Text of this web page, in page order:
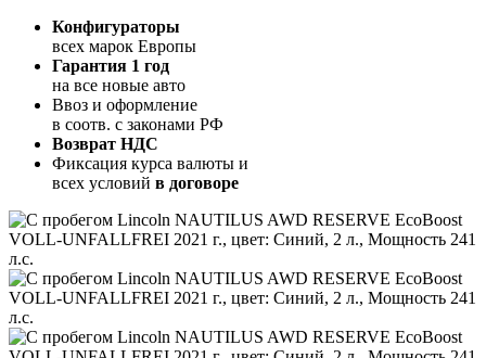
Конфигураторы
всех марок Европы
Гарантия 1 год
на все новые авто
Ввоз и оформление
в соотв. с законами РФ
Возврат НДС
Фиксация курса валюты и
всех условий в договоре